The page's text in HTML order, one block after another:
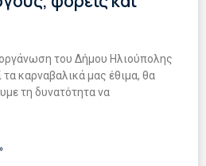
του Δήμου Ηλιούπολης
τα καρναβαλικά μας έθιμα, θα
τη δυνατότητα να